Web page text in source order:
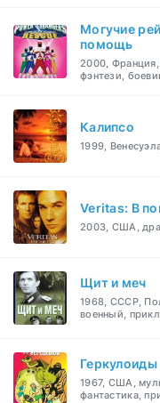
Могучие
помощь
2000,
фэнтези,
Калипсо
1999,
Veritas: В
2003, США,
Щит и меч
1968, СССР,
военный,
Геркулоиды
1967, США,
фантастика,